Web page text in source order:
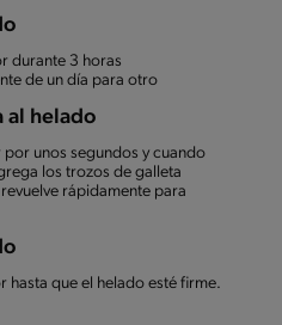
durante 3 horas
de un día para otro
al helado
unos segundos y cuando
los trozos de galleta
rápidamente para
hasta que el helado esté firme.